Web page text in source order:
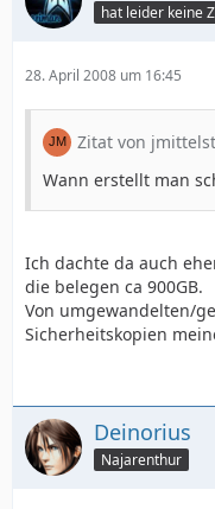
hat leider keine
28. April 2008 um 16:45
Zitat von jmittelst
Wann erstellt man
Ich dachte da auch
die belegen ca 900GB.
Von umgewandelten/
Sicherheitskopien
Deinorius
Najarenthur